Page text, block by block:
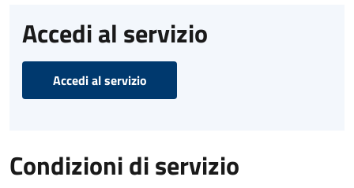
Accedi al servizio
Accedi al servizio
Condizioni di servizio